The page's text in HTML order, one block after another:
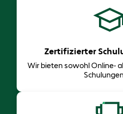
Zertifizierter
Wir bieten sowohl Online-